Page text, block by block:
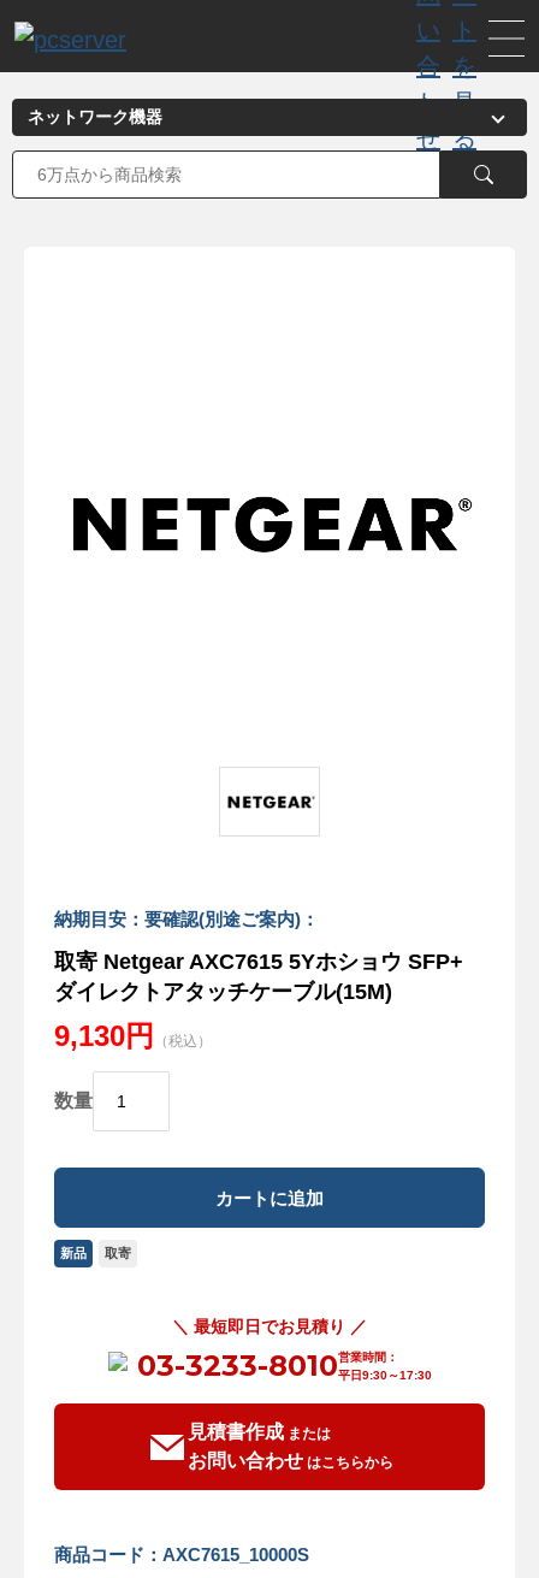
納期目安：要確認(別途ご案内)：
取寄 Netgear AXC7615 5Yホショウ SFP+
ダイレクトアタッチケーブル(15M)
9,130円 （税込）
数量
新品 取寄
＼ 最短即日でお見積り ／
03-3233-8010営業時間：
平日9:30～17:30
見積書作成または
お問い合わせはこちらから
商品コード：AXC7615_10000S